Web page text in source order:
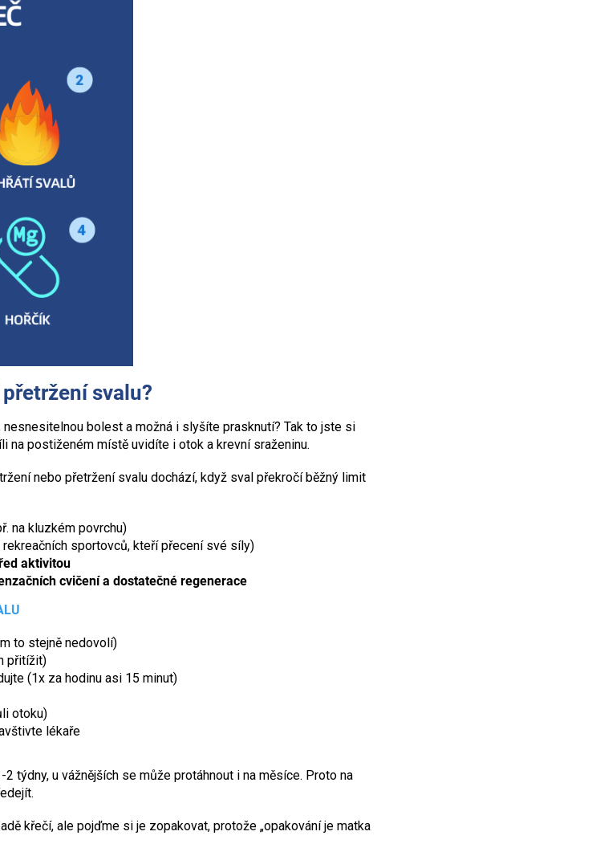
svalu?
bolest a možná i slyšíte prasknutí? Tak to jste si
na postiženém místě uvidíte i otok a krevní sraženinu.
nebo přetržení svalu dochází, když sval překročí běžný limit
na kluzkém povrchu)
rekreačních sportovců, kteří přecení své síly)
aktivitou
cvičení a dostatečné regenerace
to stejně nedovolí)
přitížit)
(1x za hodinu asi 15 minut)
otoku)
lékaře
2 týdny, u vážnějších se může protáhnout i na měsíce. Proto na
křečí, ale pojďme si je zopakovat, protože „opakování je matka